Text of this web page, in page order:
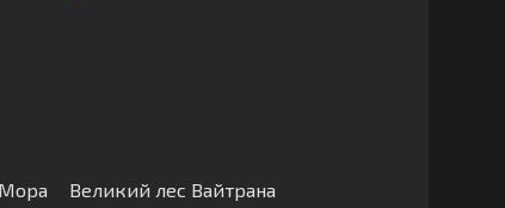
Великий лес Вайтрана